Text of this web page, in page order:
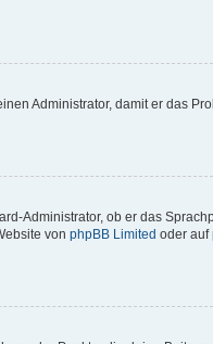
Administrator, damit er das
Administrator, ob er das
von phpBB Limited oder auf